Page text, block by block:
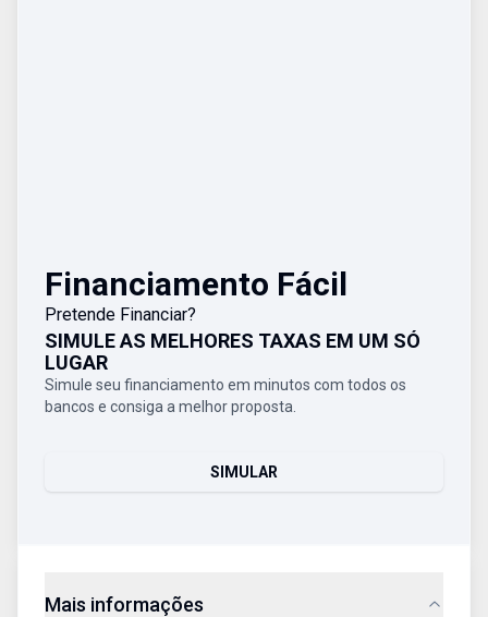
Financiamento Fácil
Pretende Financiar?
SIMULE AS MELHORES TAXAS EM UM SÓ
LUGAR
Simule seu financiamento em minutos com todos os
bancos e consiga a melhor proposta.
SIMULAR
Mais informações